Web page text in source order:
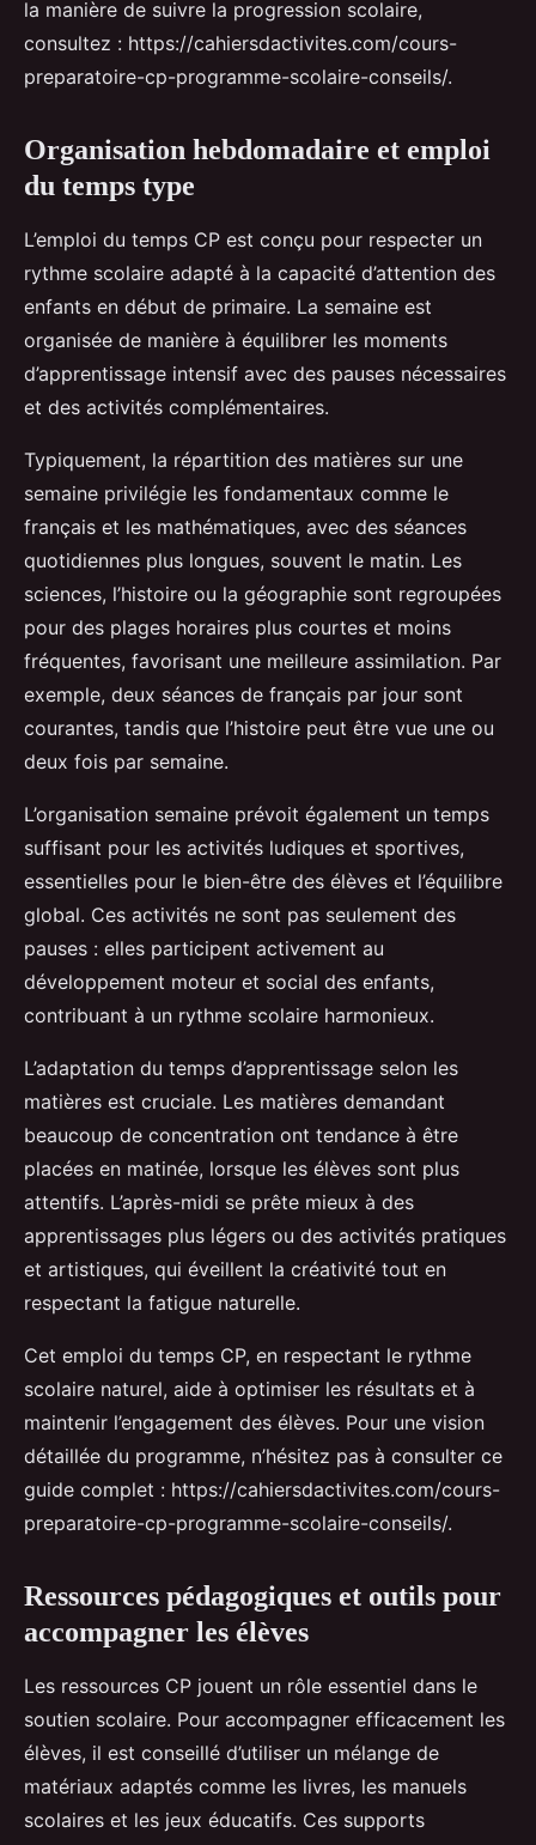
la manière de suivre la progression scolaire,
consultez : https://cahiersdactivites.com/cours-
preparatoire-cp-programme-scolaire-conseils/.
Organisation hebdomadaire et emploi
du temps type
L’emploi du temps CP est conçu pour respecter un
rythme scolaire adapté à la capacité d’attention des
enfants en début de primaire. La semaine est
organisée de manière à équilibrer les moments
d’apprentissage intensif avec des pauses nécessaires
et des activités complémentaires.
Typiquement, la répartition des matières sur une
semaine privilégie les fondamentaux comme le
français et les mathématiques, avec des séances
quotidiennes plus longues, souvent le matin. Les
sciences, l’histoire ou la géographie sont regroupées
pour des plages horaires plus courtes et moins
fréquentes, favorisant une meilleure assimilation. Par
exemple, deux séances de français par jour sont
courantes, tandis que l’histoire peut être vue une ou
deux fois par semaine.
L’organisation semaine prévoit également un temps
suffisant pour les activités ludiques et sportives,
essentielles pour le bien-être des élèves et l’équilibre
global. Ces activités ne sont pas seulement des
pauses : elles participent activement au
développement moteur et social des enfants,
contribuant à un rythme scolaire harmonieux.
L’adaptation du temps d’apprentissage selon les
matières est cruciale. Les matières demandant
beaucoup de concentration ont tendance à être
placées en matinée, lorsque les élèves sont plus
attentifs. L’après-midi se prête mieux à des
apprentissages plus légers ou des activités pratiques
et artistiques, qui éveillent la créativité tout en
respectant la fatigue naturelle.
Cet emploi du temps CP, en respectant le rythme
scolaire naturel, aide à optimiser les résultats et à
maintenir l’engagement des élèves. Pour une vision
détaillée du programme, n’hésitez pas à consulter ce
guide complet : https://cahiersdactivites.com/cours-
preparatoire-cp-programme-scolaire-conseils/.
Ressources pédagogiques et outils pour
accompagner les élèves
Les ressources CP jouent un rôle essentiel dans le
soutien scolaire. Pour accompagner efficacement les
élèves, il est conseillé d’utiliser un mélange de
matériaux adaptés comme les livres, les manuels
scolaires et les jeux éducatifs. Ces supports